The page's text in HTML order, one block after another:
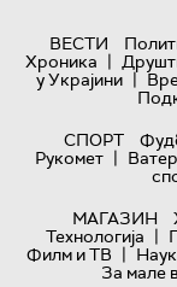
ВЕСТИ
Хроника |
у Украјини |
СПОРТ
Рукомет |
МАГАЗИН
Технологијa |
Филм и ТВ |
За мале